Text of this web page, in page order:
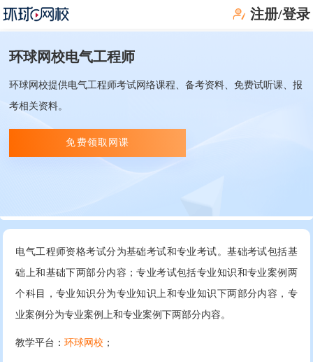
注册/登录
环球网校电气工程师
环球网校提供电气工程师考试网络课程、备考资料、免费试听课、报
考相关资料。
免费领取网课
电气工程师资格考试分为基础考试和专业考试。基础考试包括基
础上和基础下两部分内容；专业考试包括专业知识和专业案例两
个科目，专业知识分为专业知识上和专业知识下两部分内容，专
业案例分为专业案例上和专业案例下两部分内容。
教学平台：环球网校 ；